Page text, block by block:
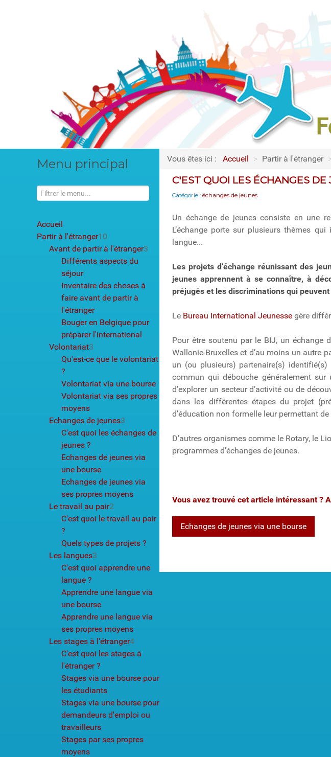
Menu principal
Accueil
Partir à l'étranger10
Avant de partir à l'étranger3
Différents aspects du
séjour
Inventaire des choses à
faire avant de partir à
l'étranger
Bouger en Belgique pour
préparer l'international
Volontariat3
Qu'est-ce que le volontariat
?
Volontariat via une bourse
Volontariat via ses propres
moyens
Echanges de jeunes3
C'est quoi les échanges de
jeunes ?
Echanges de jeunes via
une bourse
Echanges de jeunes via
ses propres moyens
Le travail au pair2
C'est quoi le travail au pair
?
Quels types de projets ?
Les langues3
C'est quoi apprendre une
langue ?
Apprendre une langue via
une bourse
Apprendre une langue via
ses propres moyens
Les stages à l'étranger4
C'est quoi les stages à
l'étranger ?
Stages via une bourse pour
les étudiants
Stages via une bourse pour
demandeurs d'emploi ou
travailleurs
Stages par ses propres
moyens
Vous êtes ici : Accueil > Partir à l'étranger
C'EST QUOI LES ÉCHANGES DE
Catégorie : échanges de jeunes
Un échange de jeunes consiste en une
L’échange porte sur plusieurs thèmes
langue...
Les projets d’échange réunissant des
jeunes apprennent à se connaître, à
préjugés et les discriminations qui
Le Bureau International Jeunesse gère
Pour être soutenu par le BIJ, un échange
Wallonie-Bruxelles et d’au moins un autre
un (ou plusieurs) partenaire(s)
commun qui débouche généralement
d’explorer un secteur d’activité ou de
dans les différentes étapes du projet
d’éducation non formelle leur permettant de
D’autres organismes comme le Rotary, le
programmes d’échanges de jeunes.
Vous avez trouvé cet article intéressant ?
Echanges de jeunes via une bourse